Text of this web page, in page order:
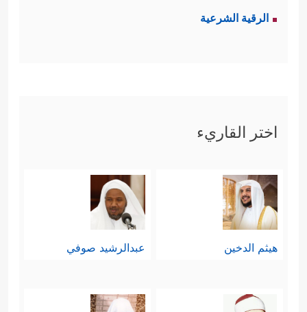
الرقية الشرعية
اختر القاريء
هيثم الدخين عبدالرشيد صوفي